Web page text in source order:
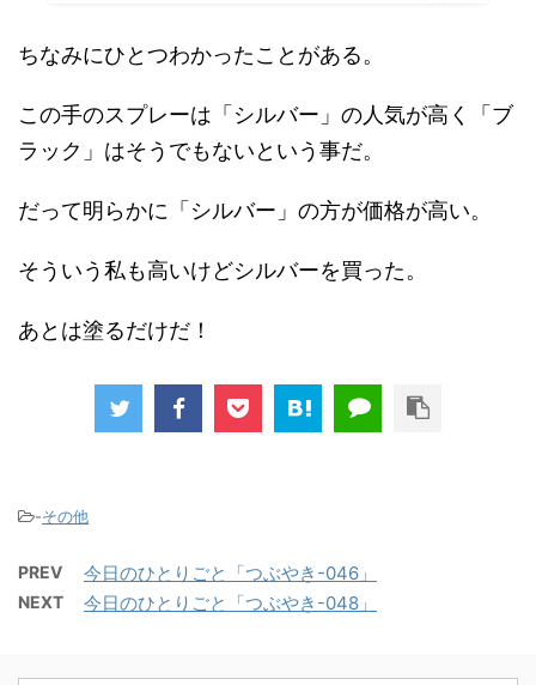
ちなみにひとつわかったことがある。
この手のスプレーは「シルバー」の人気が高く「ブ
ラック」はそうでもないという事だ。
だって明らかに「シルバー」の方が価格が高い。
そういう私も高いけどシルバーを買った。
あとは塗るだけだ！
-その他
PREV 今日のひとりごと「つぶやき-046」
NEXT 今日のひとりごと「つぶやき-048」